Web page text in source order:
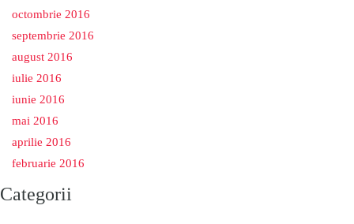
octombrie 2016
septembrie 2016
august 2016
iulie 2016
iunie 2016
mai 2016
aprilie 2016
februarie 2016
Categorii